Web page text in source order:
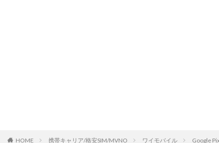
HOME 携帯キャリア/格安SIM/MVNO ワイモバイル Google